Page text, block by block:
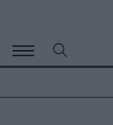
περιεχόμενο